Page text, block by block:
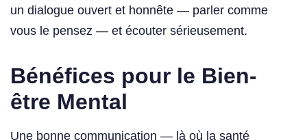
un dialogue ouvert et honnête — parler comme
vous le pensez — et écouter sérieusement.
Bénéfices pour le Bien-
être Mental
Une bonne communication — là où la santé